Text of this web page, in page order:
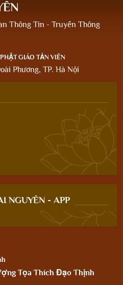
Thông Tin - Truyền Thông
GIÁO TẢN VIÊN
Phương, TP. Hà Nội
NGUYÊN - APP
Tọa Thích Đạo Thịnh